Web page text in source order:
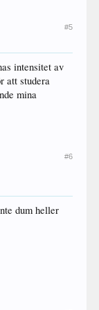
#5
intensitet av
att studera
mina
#6
dum heller